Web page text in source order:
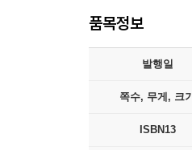
품목정보
발행일
쪽수, 무게, 크기
ISBN13